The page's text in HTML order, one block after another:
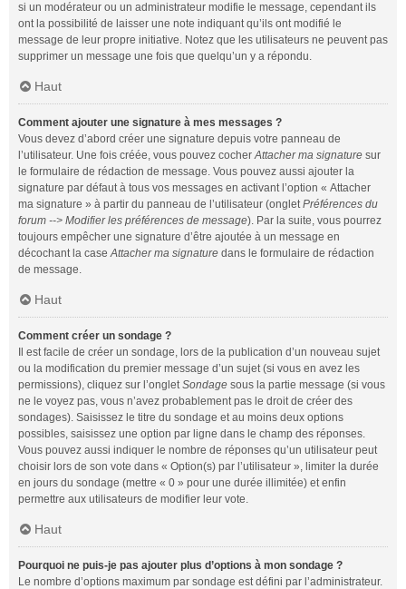
si un modérateur ou un administrateur modifie le message, cependant ils
ont la possibilité de laisser une note indiquant qu’ils ont modifié le
message de leur propre initiative. Notez que les utilisateurs ne peuvent pas
supprimer un message une fois que quelqu’un y a répondu.
Haut
Comment ajouter une signature à mes messages ?
Vous devez d’abord créer une signature depuis votre panneau de
l’utilisateur. Une fois créée, vous pouvez cocherAttacher ma signature sur
le formulaire de rédaction de message. Vous pouvez aussi ajouter la
signature par défaut à tous vos messages en activant l’option « Attacher
ma signature » à partir du panneau de l’utilisateur (ongletPréférences du
forum --> Modifier les préférences de message). Par la suite, vous pourrez
toujours empêcher une signature d’être ajoutée à un message en
décochant la caseAttacher ma signature dans le formulaire de rédaction
de message.
Haut
Comment créer un sondage ?
Il est facile de créer un sondage, lors de la publication d’un nouveau sujet
ou la modification du premier message d’un sujet (si vous en avez les
permissions), cliquez sur l’ongletSondage sous la partie message (si vous
ne le voyez pas, vous n’avez probablement pas le droit de créer des
sondages). Saisissez le titre du sondage et au moins deux options
possibles, saisissez une option par ligne dans le champ des réponses.
Vous pouvez aussi indiquer le nombre de réponses qu’un utilisateur peut
choisir lors de son vote dans « Option(s) par l’utilisateur », limiter la durée
en jours du sondage (mettre « 0 » pour une durée illimitée) et enfin
permettre aux utilisateurs de modifier leur vote.
Haut
Pourquoi ne puis-je pas ajouter plus d’options à mon sondage ?
Le nombre d’options maximum par sondage est défini par l’administrateur.